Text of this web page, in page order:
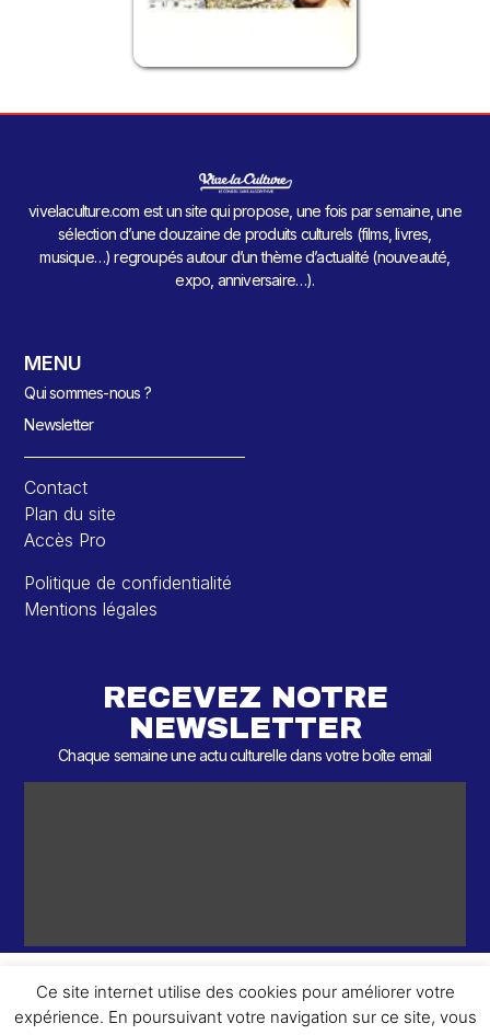
vivelaculture.com est un site qui propose, une fois par semaine, une
sélection d’une douzaine de produits culturels (films, livres,
musique…) regroupés autour d’un thème d’actualité (nouveauté,
expo, anniversaire…).
MENU
Qui sommes-nous ?
Newsletter
Contact
Plan du site
Accès Pro
Politique de confidentialité
Mentions légales
RECEVEZ NOTRE
NEWSLETTER
Chaque semaine une actu culturelle dans votre boîte email
Ce site internet utilise des cookies pour améliorer votre
expérience. En poursuivant votre navigation sur ce site, vous